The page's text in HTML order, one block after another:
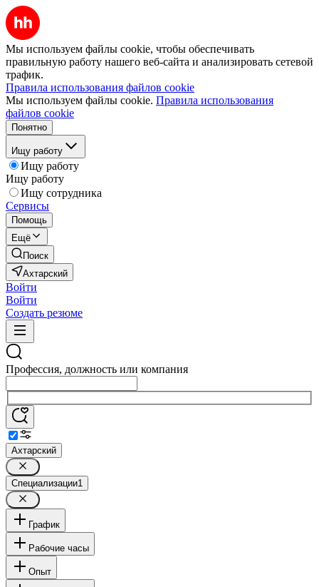
Мы используем файлы cookie, чтобы обеспечивать
правильную работу нашего веб-сайта и анализировать сетевой
трафик.
Правила использования файлов cookie
Мы используем файлы cookie. Правила использования
файлов cookie
Понятно
Ищу работу
Ищу работу
Ищу работу
Ищу сотрудника
Сервисы
Помощь
Ещё
Поиск
Ахтарский
Войти
Войти
Создать резюме
Профессия, должность или компания
Ахтарский
Специализации1
График
Рабочие часы
Опыт